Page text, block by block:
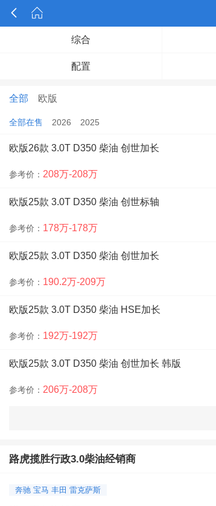
 
综合
配置
全部 欧版
全部在售 2026 2025
欧版26款 3.0T D350 柴油 创世加长
参考价： 208万-208万
欧版25款 3.0T D350 柴油 创世标轴
参考价： 178万-178万
欧版25款 3.0T D350 柴油 创世加长
参考价： 190.2万-209万
欧版25款 3.0T D350 柴油 HSE加长
参考价： 192万-192万
欧版25款 3.0T D350 柴油 创世加长 韩版
参考价： 206万-208万
149万-170万
路虎揽胜行政3.0柴油经销商
奔驰 宝马 丰田 雷克萨斯